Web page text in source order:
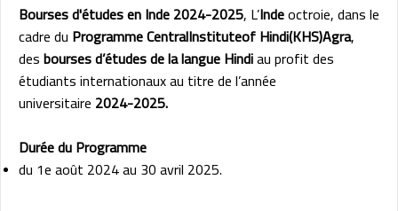
Bourses d'études en Inde 2024-2025, L’Indeoctroie, dans le
cadre du Programme CentralInstituteof Hindi(KHS)Agra,
desbourses d’études de la langue Hindiau profit des
étudiants internationaux au titre de l’année
universitaire 2024-2025.
Durée du Programme
du 1e août 2024 au 30 avril 2025.